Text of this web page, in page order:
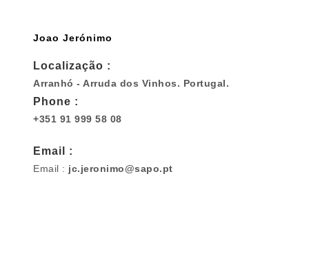
Joao Jerónimo
Localização :
Arranhó - Arruda dos Vinhos. Portugal.
Phone :
+351 91 999 58 08
Email :
Email : jc.jeronimo@sapo.pt